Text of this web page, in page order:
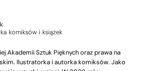
komiksów i książek
Akademii Sztuk Pięknych oraz prawa na
Ilustratorka i autorka komiksów. Jako